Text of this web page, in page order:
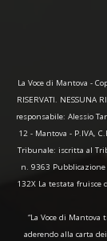
La Voce di Mantova -
RISERVATI. NESSUNA
responsabile: Alessio
12 - Mantova - P.IVA,
Tribunale: iscritta al
n. 9363 Pubblicazione
132X La testata
“La Voce di
aderendo alla carta